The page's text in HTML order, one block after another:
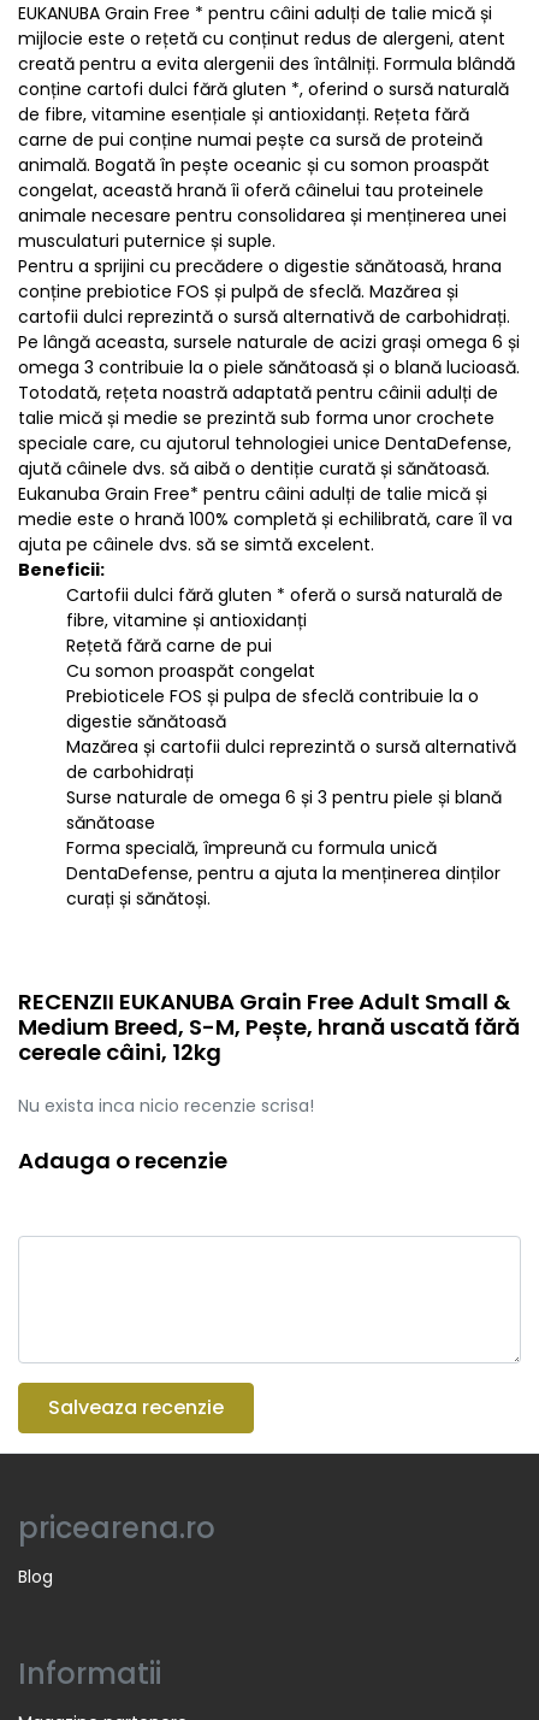
EUKANUBA Grain Free * pentru câini adulți de talie mică și
mijlocie este o rețetă cu conținut redus de alergeni, atent
creată pentru a evita alergenii des întâlniți. Formula blândă
conține cartofi dulci fără gluten *, oferind o sursă naturală
de fibre, vitamine esențiale și antioxidanți. Rețeta fără
carne de pui conține numai pește ca sursă de proteină
animală. Bogată în pește oceanic și cu somon proaspăt
congelat, această hrană îi oferă câinelui tau proteinele
animale necesare pentru consolidarea și menținerea unei
musculaturi puternice și suple.
Pentru a sprijini cu precădere o digestie sănătoasă, hrana
conține prebiotice FOS și pulpă de sfeclă. Mazărea și
cartofii dulci reprezintă o sursă alternativă de carbohidrați.
Pe lângă aceasta, sursele naturale de acizi grași omega 6 și
omega 3 contribuie la o piele sănătoasă și o blană lucioasă.
Totodată, rețeta noastră adaptată pentru câinii adulți de
talie mică și medie se prezintă sub forma unor crochete
speciale care, cu ajutorul tehnologiei unice DentaDefense,
ajută câinele dvs. să aibă o dentiție curată și sănătoasă.
Eukanuba Grain Free* pentru câini adulți de talie mică și
medie este o hrană 100% completă și echilibrată, care îl va
ajuta pe câinele dvs. să se simtă excelent.
Beneficii:
Cartofii dulci fără gluten * oferă o sursă naturală de
fibre, vitamine și antioxidanți
Rețetă fără carne de pui
Cu somon proaspăt congelat
Prebioticele FOS și pulpa de sfeclă contribuie la o
digestie sănătoasă
Mazărea și cartofii dulci reprezintă o sursă alternativă
de carbohidrați
Surse naturale de omega 6 și 3 pentru piele și blană
sănătoase
Forma specială, împreună cu formula unică
DentaDefense, pentru a ajuta la menținerea dinților
curați și sănătoși.
RECENZII EUKANUBA Grain Free Adult Small &
Medium Breed, S-M, Pește, hrană uscată fără
cereale câini, 12kg
Nu exista inca nicio recenzie scrisa!
Adauga o recenzie
Salveaza recenzie
pricearena.ro
Blog
Informatii